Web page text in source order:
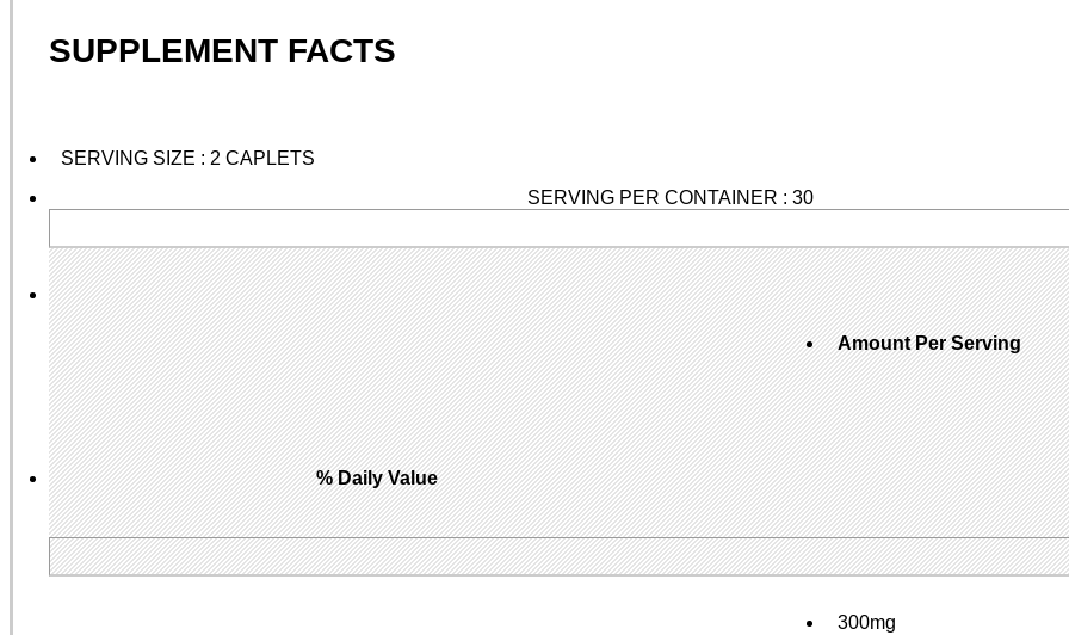
SUPPLEMENT FACTS
SERVING SIZE : 2 CAPLETS
SERVING PER CONTAINER : 30
Amount Per Serving
% Daily Value
300mg